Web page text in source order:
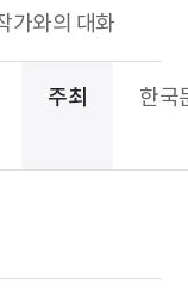
가와의 대화
주최 한국